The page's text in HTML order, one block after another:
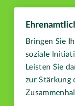
Bringen Sie
soziale
Leisten Sie
zur Stärkung